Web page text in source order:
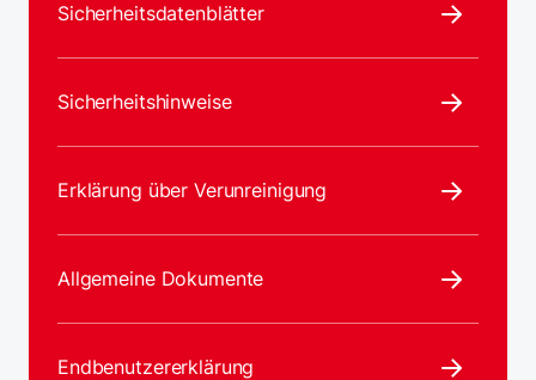
Sicherheitsdatenblätter
Sicherheitshinweise
Erklärung über Verunreinigung
Allgemeine Dokumente
Endbenutzererklärung